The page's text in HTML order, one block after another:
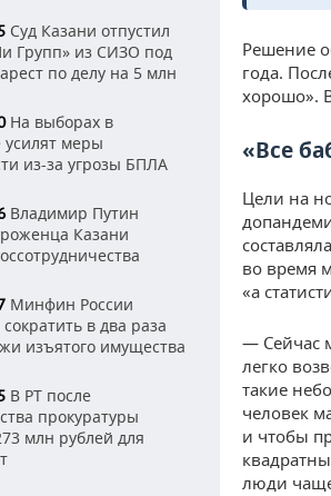
Суд Казани отпустил
Групп» из СИЗО под
по делу на 5 млн
На выборах в
усилят меры
из-за угрозы БПЛА
Владимир Путин
Казани
Минфин России
в два раза
изъятого имущества
В РТ после
прокуратуры
млн рублей для
Решение
года.
хорошо».
«Все
Цели на
во время
«а
— Сейчас
легко
такие
человек
и чтобы
люди